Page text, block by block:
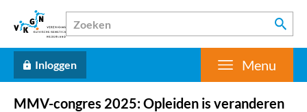
Inloggen Menu
MMV-congres 2025: Opleiden is veranderen